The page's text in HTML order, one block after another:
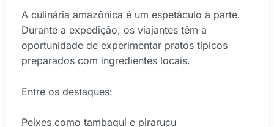
A culinária amazônica é um espetáculo à parte.
Durante a expedição, os viajantes têm a
oportunidade de experimentar pratos típicos
preparados com ingredientes locais.
Entre os destaques:
Peixes como tambaqui e pirarucu